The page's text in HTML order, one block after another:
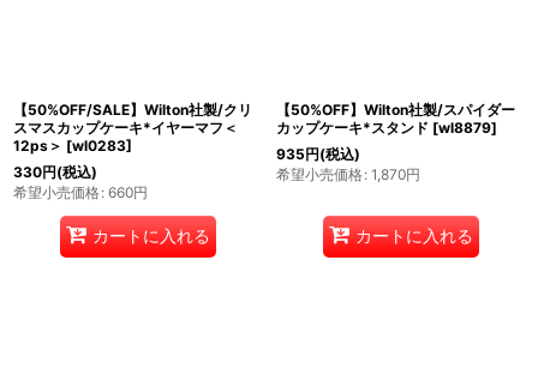
【50%OFF/SALE】Wilton社製/クリ
スマスカップケーキ*イヤーマフ＜
12ps＞ [wl0283]
330円(税込)
希望小売価格: 660円
カートに入れる
【50%OFF】Wilton社製/スパイダー
カップケーキ*スタンド [wl8879]
935円(税込)
希望小売価格: 1,870円
カートに入れる